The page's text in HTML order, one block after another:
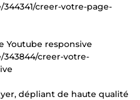
creer-votre-page-
Youtube responsive
creer-votre-
dépliant de haute qualité